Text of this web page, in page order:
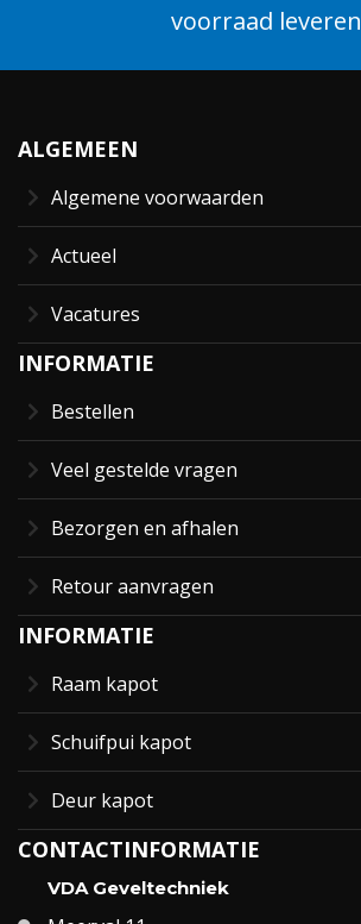
voorraad leveren
ALGEMEEN
Algemene voorwaarden
Actueel
Vacatures
INFORMATIE
Bestellen
Veel gestelde vragen
Bezorgen en afhalen
Retour aanvragen
INFORMATIE
Raam kapot
Schuifpui kapot
Deur kapot
CONTACTINFORMATIE
VDA Geveltechniek